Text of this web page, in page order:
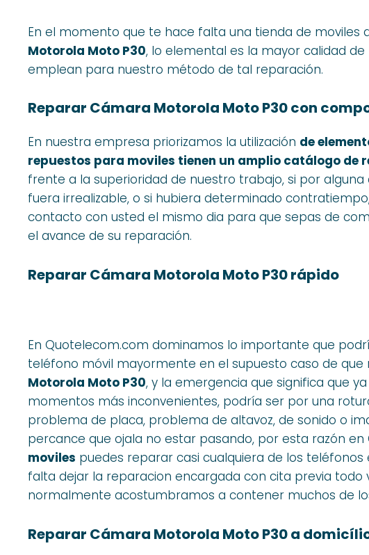
En el momento que te hace falta una tienda de moviles
Motorola Moto P30, lo elemental es la mayor calidad
emplean para nuestro método de tal reparación.
Reparar Cámara Motorola Moto P30 con
En nuestra empresa priorizamos la utilización de
repuestos para moviles tienen un amplio catálogo de
frente a la superioridad de nuestro trabajo, si por
fuera irrealizable, o si hubiera determinado
contacto con usted el mismo dia para que sepas de
el avance de su reparación.
Reparar Cámara Motorola Moto P30 rápido
En Quotelecom.com dominamos lo importante que
teléfono móvil mayormente en el supuesto caso de que
Motorola Moto P30, y la emergencia que significa que
momentos más inconvenientes, podría ser por una
problema de placa, problema de altavoz, de sonido o
percance que ojala no estar pasando, por esta razón
moviles puedes reparar casi cualquiera de los teléfonos
falta dejar la reparacion encargada con cita previa todo
normalmente acostumbramos a contener muchos de
Reparar Cámara Motorola Moto P30 a